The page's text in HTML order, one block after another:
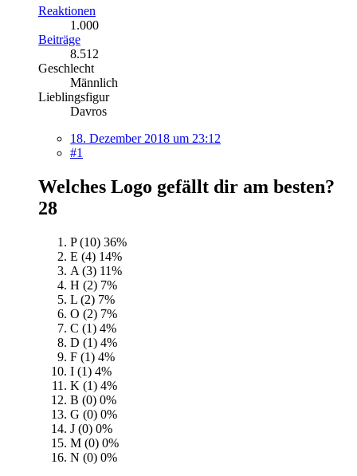
Reaktionen
1.000
Beiträge
8.512
Geschlecht
Männlich
Lieblingsfigur
Davros
18. Dezember 2018 um 23:12
#1
Welches Logo gefällt dir am besten?
28
P (10) 36%
E (4) 14%
A (3) 11%
H (2) 7%
L (2) 7%
O (2) 7%
C (1) 4%
D (1) 4%
F (1) 4%
I (1) 4%
K (1) 4%
B (0) 0%
G (0) 0%
J (0) 0%
M (0) 0%
N (0) 0%